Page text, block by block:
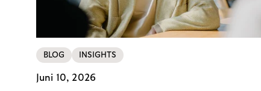
BLOG INSIGHTS
Juni 10, 2026